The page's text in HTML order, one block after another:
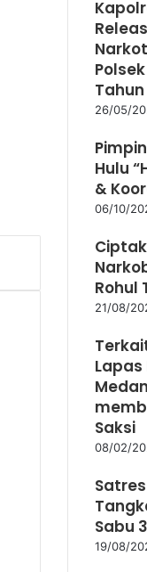
26/05/
Hulu
&
06/10/
Rohul
21/08/
Lapas
Saksi
08/02/
Sabu
19/08/